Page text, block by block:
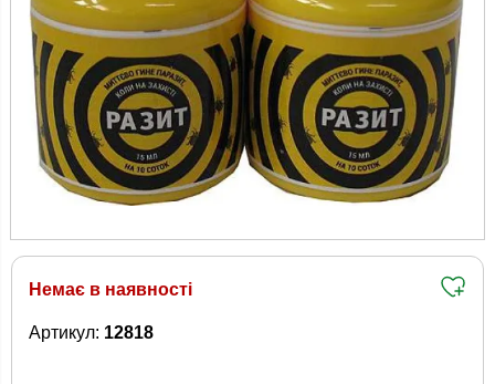
Немає в наявності
Артикул: 12818